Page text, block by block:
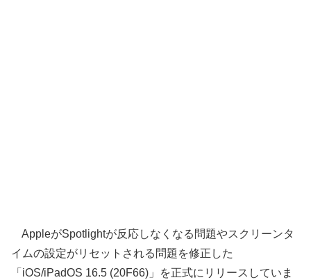
AppleがSpotlightが反応しなくなる問題やスクリーンタ
イムの設定がリセットされる問題を修正した
「iOS/iPadOS 16.5 (20F66)」を正式にリリースしていま